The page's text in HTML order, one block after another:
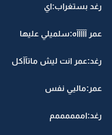
رغد بستغراب:اي
عمر آآآآآه:سلميلي عليها
رغد:عمر انت ليش ماتآآكل
عمر:ماليي نفس
رغد:اممممممم